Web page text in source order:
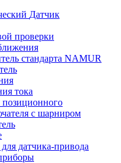
Датчик
проверки
стандарта NAMUR
тока
позиционного
с шарниром
датчика-привода